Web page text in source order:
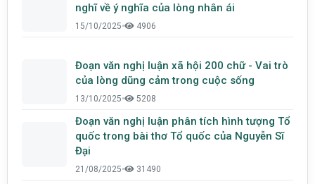
nghĩ về ý nghĩa của lòng nhân ái
15/10/2025• 4906
Đoạn văn nghị luận xã hội 200 chữ - Vai trò
của lòng dũng cảm trong cuộc sống
13/10/2025• 5208
Đoạn văn nghị luận phân tích hình tượng Tổ
quốc trong bài thơ Tổ quốc của Nguyễn Sĩ
Đại
21/08/2025• 31490